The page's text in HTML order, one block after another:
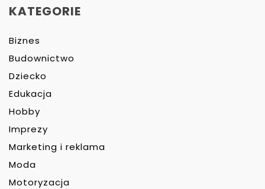
KATEGORIE
Biznes
Budownictwo
Dziecko
Edukacja
Hobby
Imprezy
Marketing i reklama
Moda
Motoryzacja